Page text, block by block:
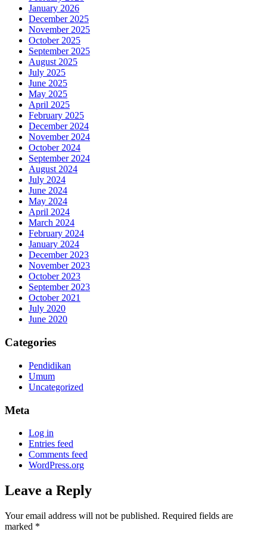
January 2026
December 2025
November 2025
October 2025
September 2025
August 2025
July 2025
June 2025
May 2025
April 2025
February 2025
December 2024
November 2024
October 2024
September 2024
August 2024
July 2024
June 2024
May 2024
April 2024
March 2024
February 2024
January 2024
December 2023
November 2023
October 2023
September 2023
October 2021
July 2020
June 2020
Categories
Pendidikan
Umum
Uncategorized
Meta
Log in
Entries feed
Comments feed
WordPress.org
Leave a Reply
Your email address will not be published. Required fields are
marked *